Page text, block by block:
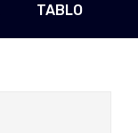
TABLO